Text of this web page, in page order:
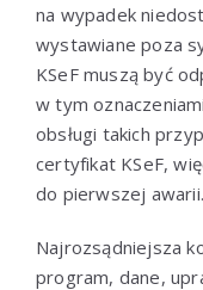
na wypadek
wystawiane poza
KSeF muszą być
w tym oznaczeniami
obsługi takich
certyfikat KSeF,
do pierwszej awarii.
Najrozsądniejsza
program, dane,